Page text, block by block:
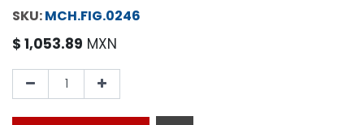
MCH.FIG.0246
$ 1,053.89 MXN